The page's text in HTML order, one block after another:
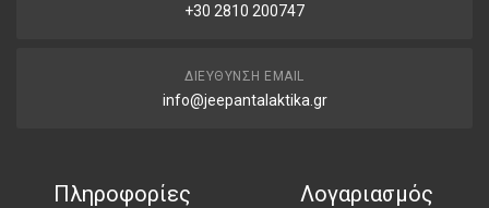
+30 2810 200747
ΔΙΕΎΘΥΝΣΗ EMAIL
info@jeepantalaktika.gr
Πληροφορίες Λογαριασμός